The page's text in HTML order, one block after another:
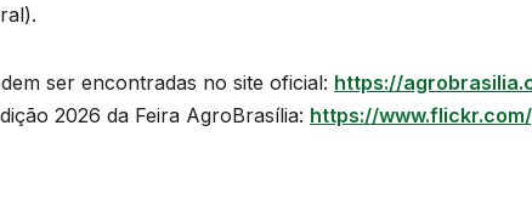
ser encontradas no site oficial: https://
2026 da Feira AgroBrasília: https://